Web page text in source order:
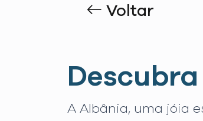
Voltar
A Albânia, uma jóia